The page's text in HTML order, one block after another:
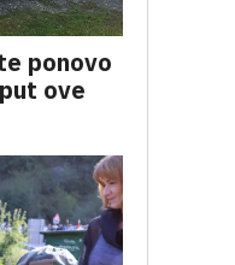
ponovo
ove